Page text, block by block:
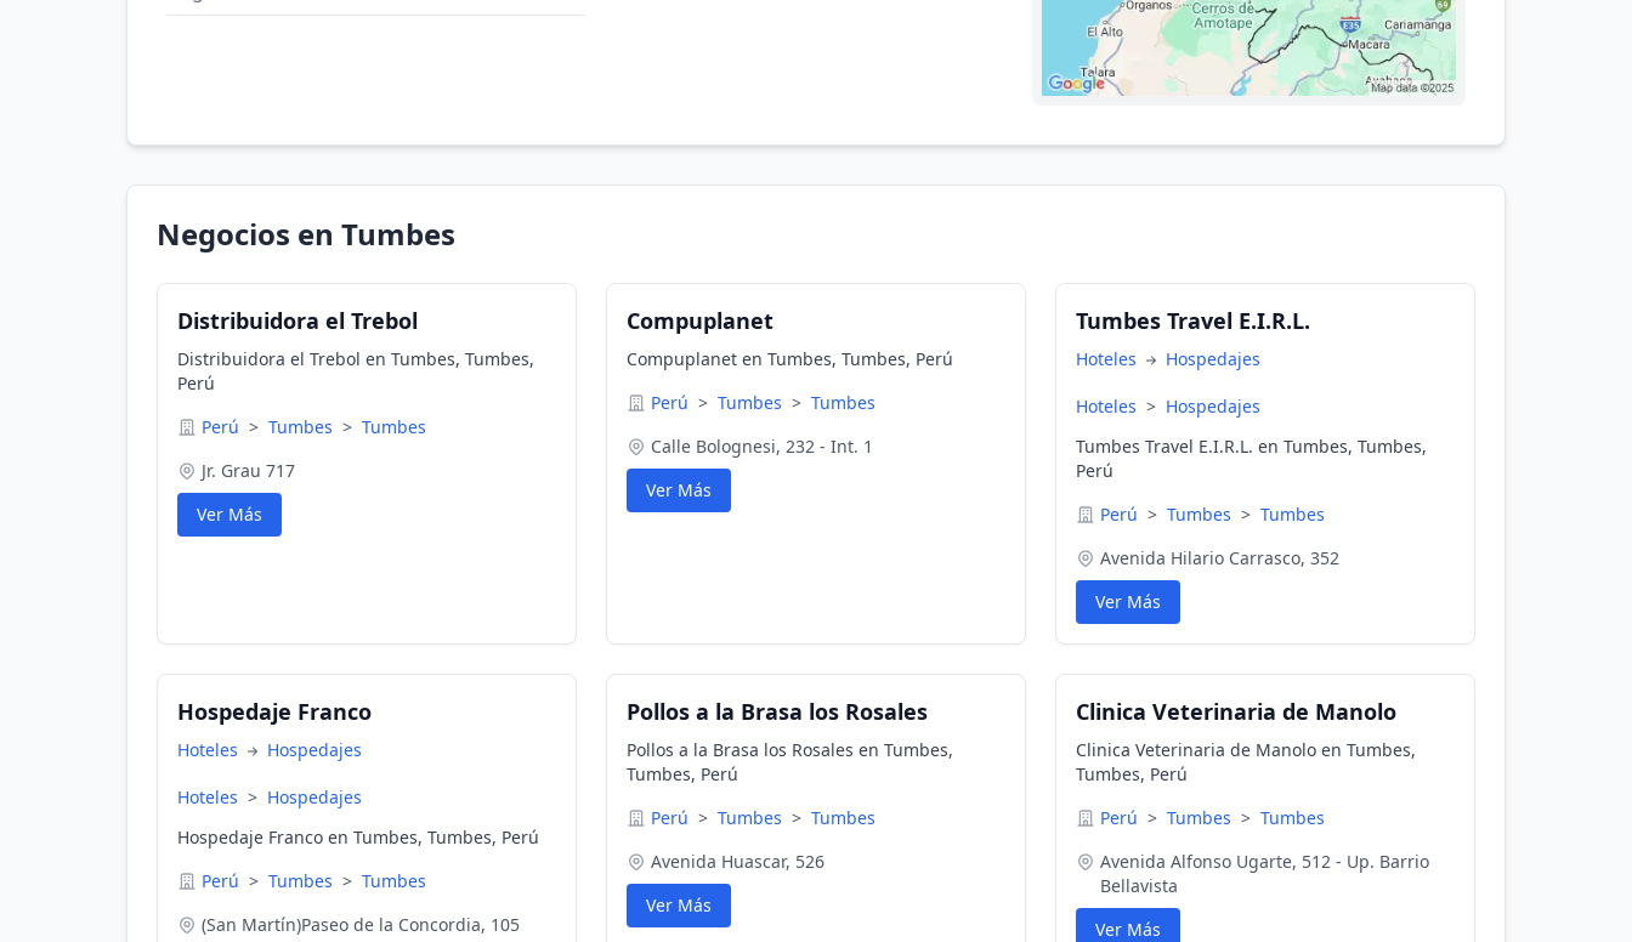
Negocios en Tumbes
Distribuidora el Trebol
Distribuidora el Trebol en Tumbes, Tumbes,
Perú
Perú > Tumbes > Tumbes
Jr. Grau 717
Ver Más
Compuplanet
Compuplanet en Tumbes, Tumbes, Perú
Perú > Tumbes > Tumbes
Calle Bolognesi, 232 - Int. 1
Ver Más
Tumbes Travel E.I.R.L.
Hoteles Hospedajes
Hoteles > Hospedajes
Tumbes Travel E.I.R.L. en Tumbes, Tumbes,
Perú
Perú > Tumbes > Tumbes
Avenida Hilario Carrasco, 352
Ver Más
Hospedaje Franco
Hoteles Hospedajes
Hoteles > Hospedajes
Hospedaje Franco en Tumbes, Tumbes, Perú
Perú > Tumbes > Tumbes
(San Martín)Paseo de la Concordia, 105
Pollos a la Brasa los Rosales
Pollos a la Brasa los Rosales en Tumbes,
Tumbes, Perú
Perú > Tumbes > Tumbes
Avenida Huascar, 526
Ver Más
Clinica Veterinaria de Manolo
Clinica Veterinaria de Manolo en Tumbes,
Tumbes, Perú
Perú > Tumbes > Tumbes
Avenida Alfonso Ugarte, 512 - Up. Barrio
Bellavista
Ver Más